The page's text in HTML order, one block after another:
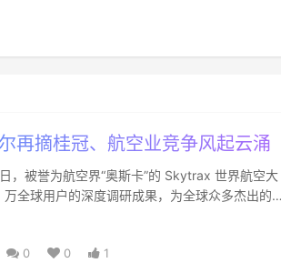
再摘桂冠、航空业竞争风起云涌
，被誉为航空界“奥斯卡”的 Skytrax 世界航空大
全球用户的深度调研成果，为全球众多杰出的
0 0 1